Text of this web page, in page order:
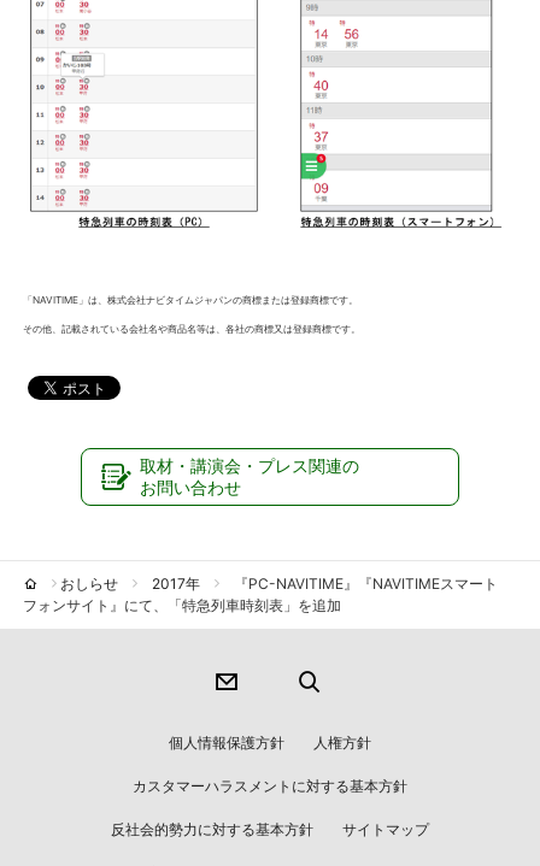
「NAVITIME」は、株式会社ナビタイムジャパンの商標または登録商標です。
その他、記載されている会社名や商品名等は、各社の商標又は登録商標です。
取材・講演会・プレス関連の
お問い合わせ
おしらせ 2017年
『PC-NAVITIME』『NAVITIMEスマート
フォンサイト』にて、「特急列車時刻表」を追加
個人情報保護方針 人権方針
カスタマーハラスメントに対する基本方針
反社会的勢力に対する基本方針 サイトマップ